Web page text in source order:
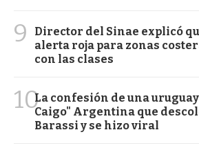
9
Director del Sinae explicó
alerta roja para zonas
con las clases
10La confesión de una
Caigo" Argentina que
Barassi y se hizo viral